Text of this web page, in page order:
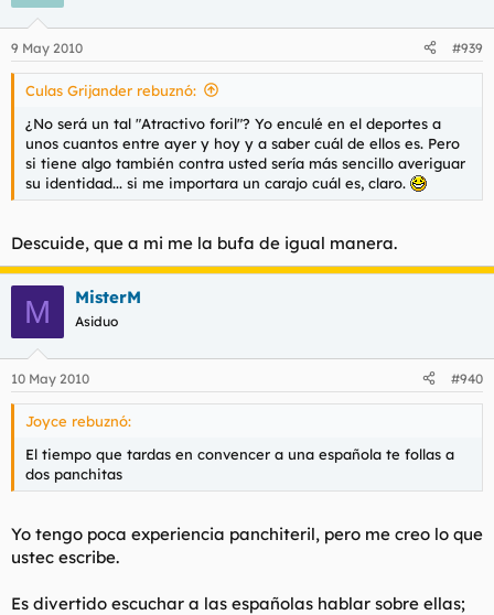
9 May 2010 #939
Culas Grijander rebuznó:
¿No será un tal "Atractivo foril"? Yo enculé en el deportes a
unos cuantos entre ayer y hoy y a saber cuál de ellos es. Pero
si tiene algo también contra usted sería más sencillo averiguar
su identidad... si me importara un carajo cuál es, claro.
Descuide, que a mi me la bufa de igual manera.
M MisterM
Asiduo
10 May 2010 #940
Joyce rebuznó:
El tiempo que tardas en convencer a una española te follas a
dos panchitas
Yo tengo poca experiencia panchiteril, pero me creo lo que
ustec escribe.
Es divertido escuchar a las españolas hablar sobre ellas;